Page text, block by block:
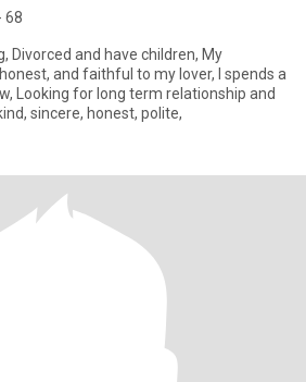
68
Divorced and have children, My
and faithful to my lover, I spends a
sincere, honest, polite,